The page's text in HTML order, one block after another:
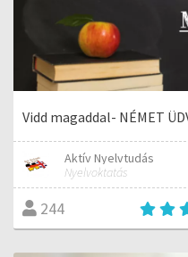
Vidd magaddal- NÉMET
Aktív Nyelvtudás
Nyelvoktatás
244